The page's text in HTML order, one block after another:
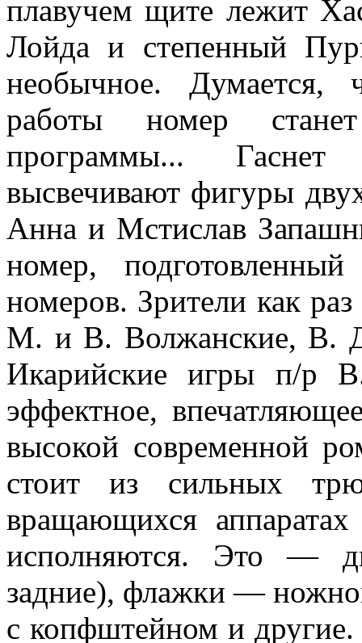
плавучем щите лежит
Лойда и степенный
необычное. Думается,
работы номер
программы...
высвечивают фигуры
Анна и Мстислав
номер,
номеров. Зрители как
М. и В. Волжанские, В.
Икарийские игры п/р
эффектное,
высокой современной
стоит из сильных
вращающихся
исполняются. Это —
задние), флажки —
с копфштейном и